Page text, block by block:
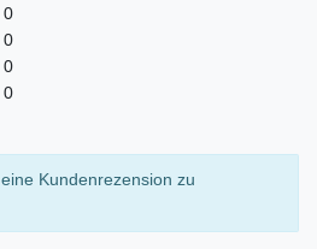
0
0
0
0
Kundenrezension zu